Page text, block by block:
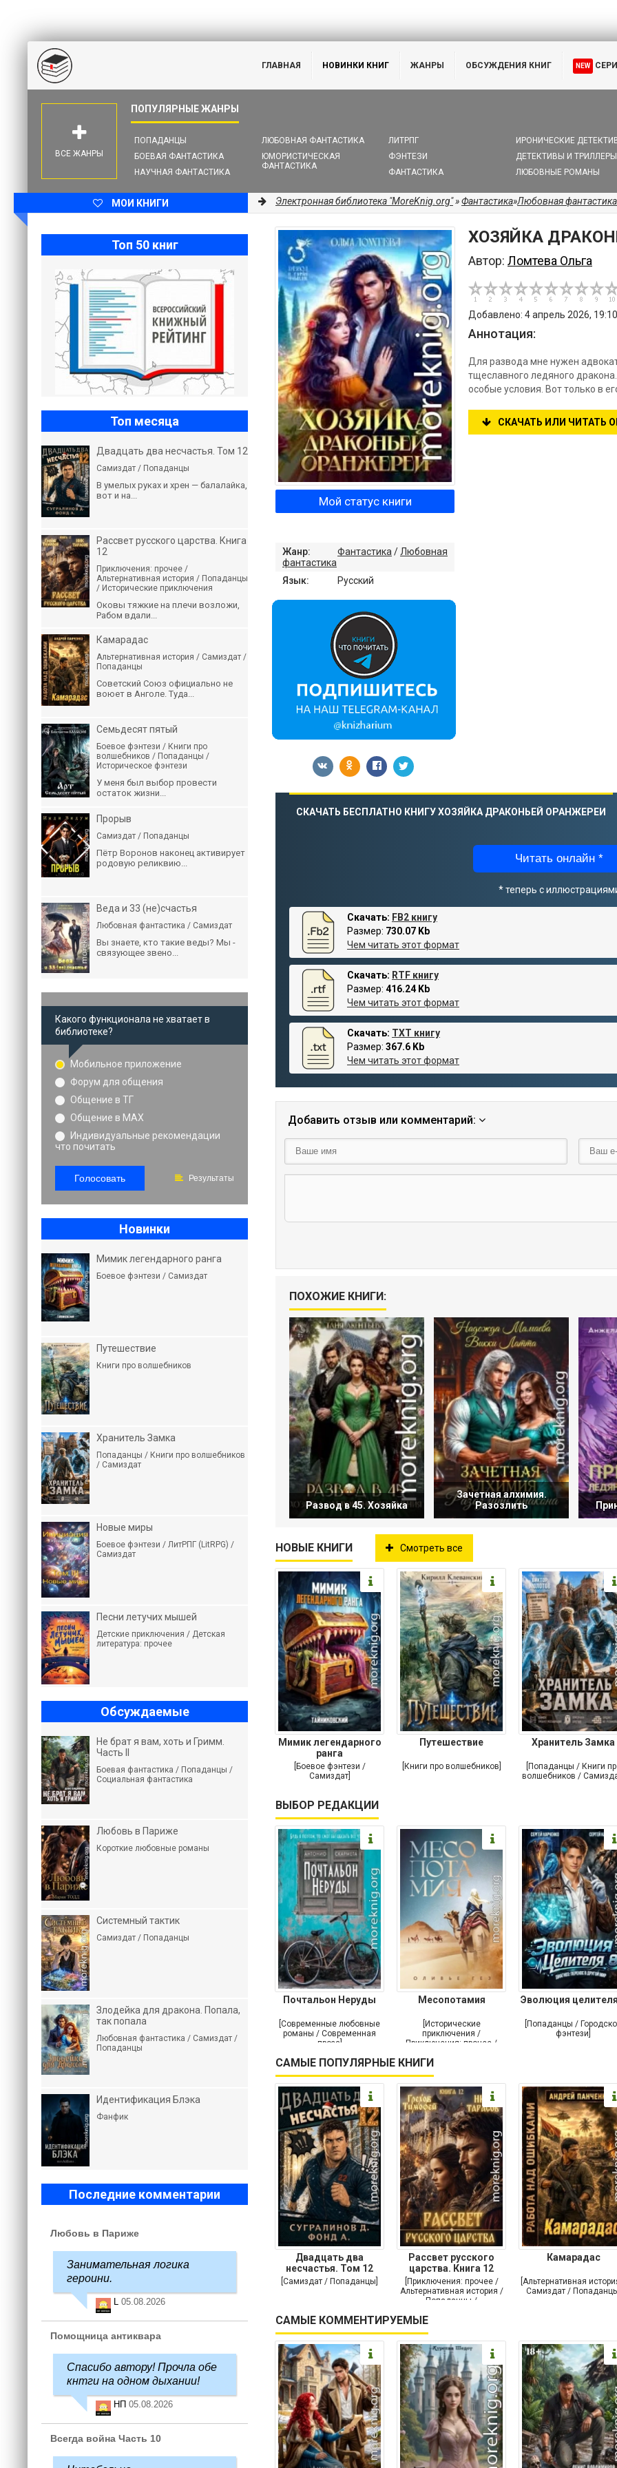
ГЛАВНАЯ НОВИНКИ КНИГ ЖАНРЫ ОБСУЖДЕНИЯ КНИГ NEW
ПОПАДАНЦЫ
БОЕВАЯ ФАНТАСТИКА
НАУЧНАЯ ФАНТАСТИКА
ЛЮБОВНАЯ ФАНТАСТИКА
ЮМОРИСТИЧЕСКАЯ
ФАНТАСТИКА
ЛИТРПГ
ФЭНТЕЗИ
ФАНТАСТИКА
ИРОНИЧЕСКИЕ
ДЕТЕКТИВЫ И ТРИЛЛЕРЫ
ЛЮБОВНЫЕ РОМАНЫ
ВСЕ ЖАНРЫ
МОИ КНИГИ Электронная библиотека "MoreKnig.org"»Фантастика»Любовная фантастика
ХОЗЯЙКА
Автор: Ломтева Ольга
Добавлено: 4 апрель 2026,
Аннотация:
Для развода мне нужен
тщеславного ледяного
особые условия. Вот только в
СКАЧАТЬ ИЛИ ЧИТАТЬ
Мой статус книги
Жанр: Фантастика/Любовная
фантастика
Язык:
Русский
СКАЧАТЬ БЕСПЛАТНО КНИГУ ХОЗЯЙКА ДРАКОНЬЕЙ ОРАНЖЕРЕИ
Читать онлайн *
* теперь с
Скачать: FB2 книгу
Размер: 730.07 Kb
Чем читать этот формат
Скачать: RTF книгу
Размер: 416.24 Kb
Чем читать этот формат
Скачать: TXT книгу
Размер: 367.6 Kb
Чем читать этот формат
Добавить отзыв или комментарий:
ПОХОЖИЕ КНИГИ:
Развод в 45. Хозяйка
Зачетная алхимия.
Разозлить
НОВЫЕ КНИГИ Смотреть все
Мимик легендарного
ранга
[Боевое фэнтези /
Самиздат]
Путешествие
[Книги про волшебников]
Хранитель Замка
[Попаданцы / Книги
волшебников /
ВЫБОР РЕДАКЦИИ
Почтальон Неруды
[Современные любовные
романы / Современная
проза]
Месопотамия
[Исторические
приключения /
Приключения: прочее /
Историческая проза]
Эволюция
[Попаданцы /
фэнтези]
САМЫЕ ПОПУЛЯРНЫЕ КНИГИ
Двадцать два
несчастья. Том 12
[Самиздат / Попаданцы]
Рассвет русского
царства. Книга 12
[Приключения: прочее /
Альтернативная история /
Попаданцы /
приключения]
Камарадас
[Альтернативная
Самиздат /
САМЫЕ КОММЕНТИРУЕМЫЕ
Топ 50 книг
Топ месяца
Двадцать два несчастья. Том 12
Самиздат / Попаданцы
В умелых руках и хрен — балалайка,
вот и на...
Рассвет русского царства. Книга
12
Приключения: прочее /
Альтернативная история / Попаданцы
/ Исторические приключения
Оковы тяжкие на плечи возложи,
Рабом вдали...
Камарадас
Альтернативная история / Самиздат /
Попаданцы
Советский Союз официально не
воюет в Анголе. Туда...
Семьдесят пятый
Боевое фэнтези / Книги про
волшебников / Попаданцы /
Историческое фэнтези
У меня был выбор провести
остаток жизни...
Прорыв
Самиздат / Попаданцы
Пётр Воронов наконец активирует
родовую реликвию...
Веда и 33 (не)счастья
Любовная фантастика / Самиздат
Вы знаете, кто такие веды? Мы -
связующее звено...
Какого функционала не хватает в
библиотеке?
Мобильное приложение
Форум для общения
Общение в ТГ
Общение в MAX
Индивидуальные рекомендации
что почитать
Голосовать Результаты
Новинки
Мимик легендарного ранга
Боевое фэнтези / Самиздат
Путешествие
Книги про волшебников
Хранитель Замка
Попаданцы / Книги про волшебников
/ Самиздат
Новые миры
Боевое фэнтези / ЛитРПГ (LitRPG) /
Самиздат
Песни летучих мышей
Детские приключения / Детская
литература: прочее
Обсуждаемые
Не брат я вам, хоть и Гримм.
Часть II
Боевая фантастика / Попаданцы /
Социальная фантастика
Любовь в Париже
Короткие любовные романы
Системный тактик
Самиздат / Попаданцы
Злодейка для дракона. Попала,
так попала
Любовная фантастика / Самиздат /
Попаданцы
Идентификация Блэка
Фанфик
Последние комментарии
Любовь в Париже
Занимательная логика
героини.
L 05.08.2026
Помощница антиквара
Спасибо автору! Прочла обе
кнтги на одном дыхании!
НП 05.08.2026
Всегда война Часть 10